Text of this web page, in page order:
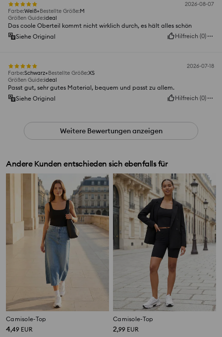
2026-08-07
Farbe:Weiß Bestellte Größe:M
Größen Guide:ideal
Das coole Oberteil kommt nicht wirklich durch, es hält alles schön
Siehe Original
Hilfreich (0)
2026-07-18
Farbe:Schwarz Bestellte Größe:XS
Größen Guide:ideal
Passt gut, sehr gutes Material, bequem und passt zu allem.
Siehe Original
Hilfreich (0)
Weitere Bewertungen anzeigen
Andere Kunden entschieden sich ebenfalls für
Camisole-Top
4,49 EUR
Camisole-Top
2,99 EUR